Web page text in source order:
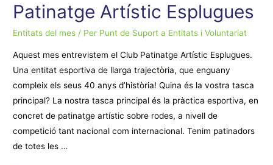
Patinatge Artístic Esplugues
Entitats del mes / Per Punt de Suport a Entitats i Voluntariat
Aquest mes entrevistem el Club Patinatge Artístic Esplugues.
Una entitat esportiva de llarga trajectòria, que enguany
compleix els seus 40 anys d’història! Quina és la vostra tasca
principal? La nostra tasca principal és la pràctica esportiva, en
concret de patinatge artístic sobre rodes, a nivell de
competició tant nacional com internacional. Tenim patinadors
de totes les …